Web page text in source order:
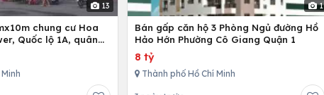
13
chung cư Hoa
Quốc lộ 1A, quân
Việt Nam
1
Bán gấp căn hộ 3 Phòng Ngủ đường Hồ
Hảo Hớn Phường Cô Giang Quận 1
8 tỷ
Thành phố Hồ Chí Minh